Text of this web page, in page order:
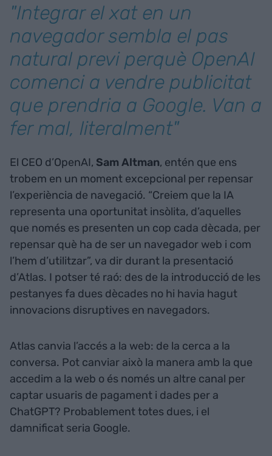
"Integrar el xat en un
navegador sembla el pas
natural previ perquè OpenAI
comenci a vendre publicitat
que prendria a Google. Van a
fer mal, literalment"
El CEO d’OpenAI, Sam Altman, entén que ens
trobem en un moment excepcional per repensar
l’experiència de navegació. “Creiem que la IA
representa una oportunitat insòlita, d’aquelles
que només es presenten un cop cada dècada, per
repensar què ha de ser un navegador web i com
l’hem d’utilitzar”, va dir durant la presentació
d’Atlas. I potser té raó: des de la introducció de les
pestanyes fa dues dècades no hi havia hagut
innovacions disruptives en navegadors.
Atlas canvia l’accés a la web: de la cerca a la
conversa. Pot canviar això la manera amb la que
accedim a la web o és només un altre canal per
captar usuaris de pagament i dades per a
ChatGPT? Probablement totes dues, i el
damnificat seria Google.